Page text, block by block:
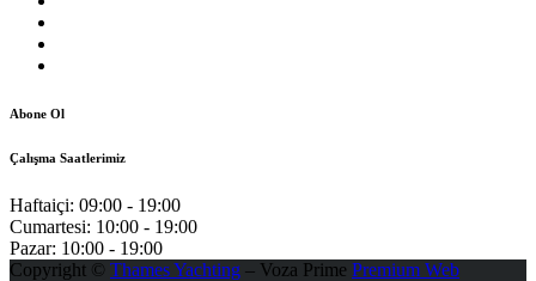
Abone Ol
Çalışma Saatlerimiz
Haftaiçi: 09:00 - 19:00
Cumartesi: 10:00 - 19:00
Pazar: 10:00 - 19:00
Copyright © Thames Yachting – Voza Prime Premium Web